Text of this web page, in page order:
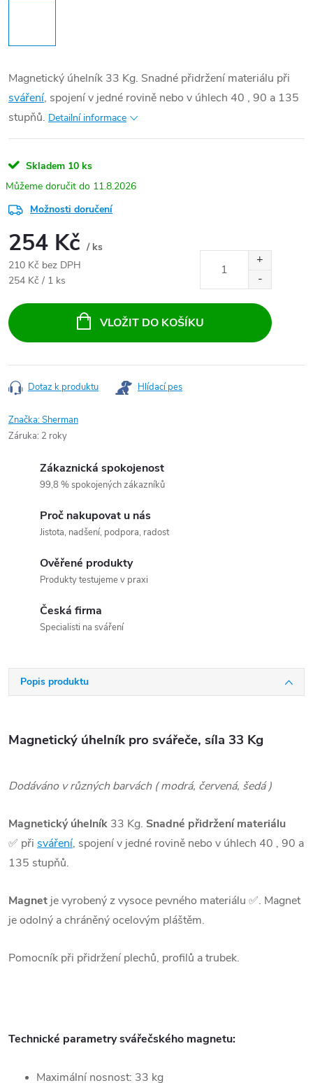
Magnetický úhelník 33 Kg. Snadné přidržení materiálu při
sváření, spojení v jedné rovině nebo v úhlech 40 , 90 a 135
stupňů. Detailní informace
Skladem 10 ks
11.8.2026
Možnosti doručení
254 Kč / ks
210 Kč bez DPH
Měrná cena:
254 Kč / 1 ks
VLOŽIT DO KOŠÍKU
Dotaz k produktu Hlídací pes
Značka:Sherman
Záruka: 2 roky
Zákaznická spokojenost
99,8 % spokojených zákazníků
Proč nakupovat u nás
Jistota, nadšení, podpora, radost
Ověřené produkty
Produkty testujeme v praxi
Česká firma
Specialisti na sváření
Popis produktu
Magnetický úhelník pro svářeče, síla 33 Kg
Dodáváno v různých barvách ( modrá, červená, šedá )
Magnetický úhelník 33 Kg. Snadné přidržení materiálu
✅ při sváření, spojení v jedné rovině nebo v úhlech 40 , 90 a
135 stupňů.
Magnet je vyrobený z vysoce pevného materiálu ✅. Magnet
je odolný a chráněný ocelovým pláštěm.
Pomocník při přidržení plechů, profilů a trubek.
Technické parametry svářečského magnetu:
Maximální nosnost: 33 kg